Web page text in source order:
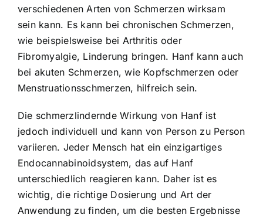
verschiedenen Arten von Schmerzen wirksam
sein kann. Es kann bei chronischen Schmerzen,
wie beispielsweise bei Arthritis oder
Fibromyalgie, Linderung bringen. Hanf kann auch
bei akuten Schmerzen, wie Kopfschmerzen oder
Menstruationsschmerzen, hilfreich sein.
Die schmerzlindernde Wirkung von Hanf ist
jedoch individuell und kann von Person zu Person
variieren. Jeder Mensch hat ein einzigartiges
Endocannabinoidsystem, das auf Hanf
unterschiedlich reagieren kann. Daher ist es
wichtig, die richtige Dosierung und Art der
Anwendung zu finden, um die besten Ergebnisse